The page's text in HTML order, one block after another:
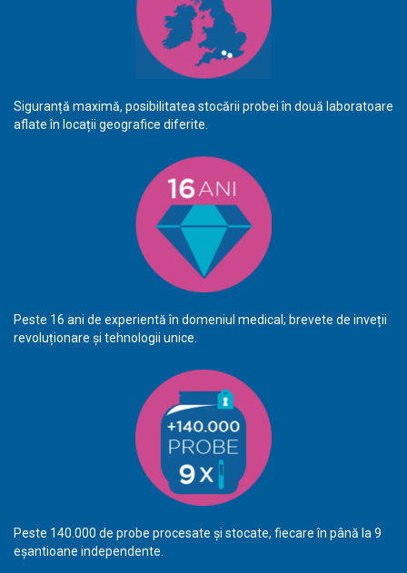
Siguranță maximă, posibilitatea stocării probei în două laboratoare
aflate în locații geografice diferite.
Peste 16 ani de experientă în domeniul medical; brevete de inveții
revoluționare și tehnologii unice.
Peste 140.000 de probe procesate și stocate, fiecare în până la 9
eșantioane independente.